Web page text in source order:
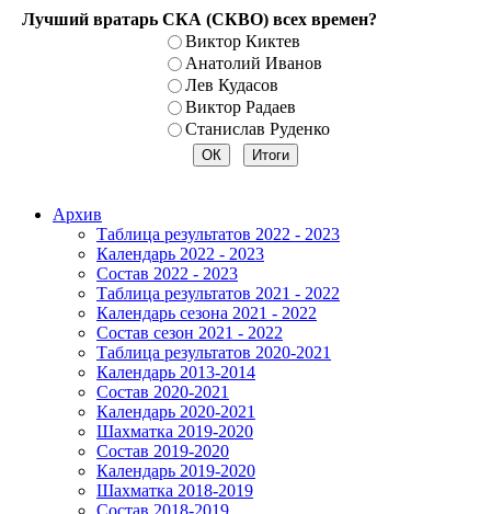
Лучший вратарь СКА (СКВО) всех времен?
Виктор Киктев
Анатолий Иванов
Лев Кудасов
Виктор Радаев
Станислав Руденко
Архив
Таблица результатов 2022 - 2023
Календарь 2022 - 2023
Состав 2022 - 2023
Таблица результатов 2021 - 2022
Календарь сезона 2021 - 2022
Состав сезон 2021 - 2022
Таблица результатов 2020-2021
Календарь 2013-2014
Состав 2020-2021
Календарь 2020-2021
Шахматка 2019-2020
Состав 2019-2020
Календарь 2019-2020
Шахматка 2018-2019